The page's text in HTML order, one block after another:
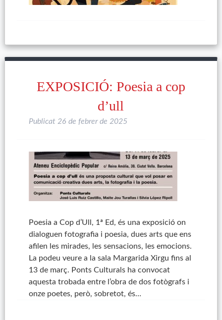
EXPOSICIÓ: Poesia a cop
d’ull
Publicat 26 de febrer de 2025
Poesia a Cop d’Ull, 1ª Ed, és una exposició on
dialoguen fotografia i poesia, dues arts que ens
afilen les mirades, les sensacions, les emocions.
La podeu veure a la sala Margarida Xirgu fins al
13 de març. Ponts Culturals ha convocat
aquesta trobada entre l’obra de dos fotògrafs i
onze poetes, però, sobretot, és…